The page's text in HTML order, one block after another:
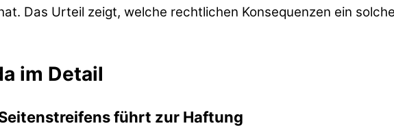
Das Urteil zeigt, welche rechtlichen Konsequenzen ein
im Detail
führt zur Haftung